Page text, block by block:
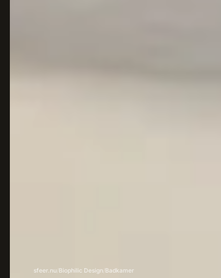
sfeer.nu /Biophilic Design /Badkamer